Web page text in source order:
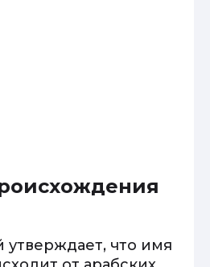
утверждает, что имя